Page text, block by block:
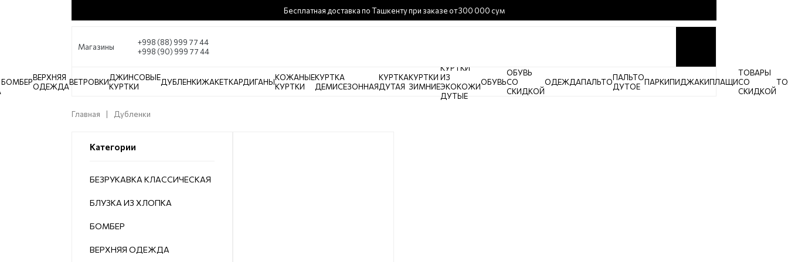
Бесплатная доставка по Ташкенту при заказе от 300 000 сум
Магазины
+998 (88) 999 77 44
+998 (90) 999 77 44
БОМБЕРВЕРХНЯЯ
ОДЕЖДАВЕТРОВКИДЖИНСОВЫЕ
КУРТКИ
ДУБЛЕНКИЖАКЕТКАРДИГАНЫКОЖАНЫЕ
КУРТКИ
КУРТКА
ДЕМИСЕЗОННАЯ
КУРТКА
ДУТАЯ
КУРТКИ
ЗИМНИЕ
КУРТКИ
ИЗ
ЭКОКОЖИ
ДУТЫЕ
ОБУВЬ
ОБУВЬ
СО
СКИДКОЙ
ОДЕЖДАПАЛЬТОПАЛЬТО
ДУТОЕ ПАРКИПИДЖАКИПЛАЩИ
ТОВАРЫ
СО
СКИДКОЙ
Главная Дубленки
Категории
БЕЗРУКАВКА КЛАССИЧЕСКАЯ
БЛУЗКА ИЗ ХЛОПКА
БОМБЕР
ВЕРХНЯЯ ОДЕЖДА